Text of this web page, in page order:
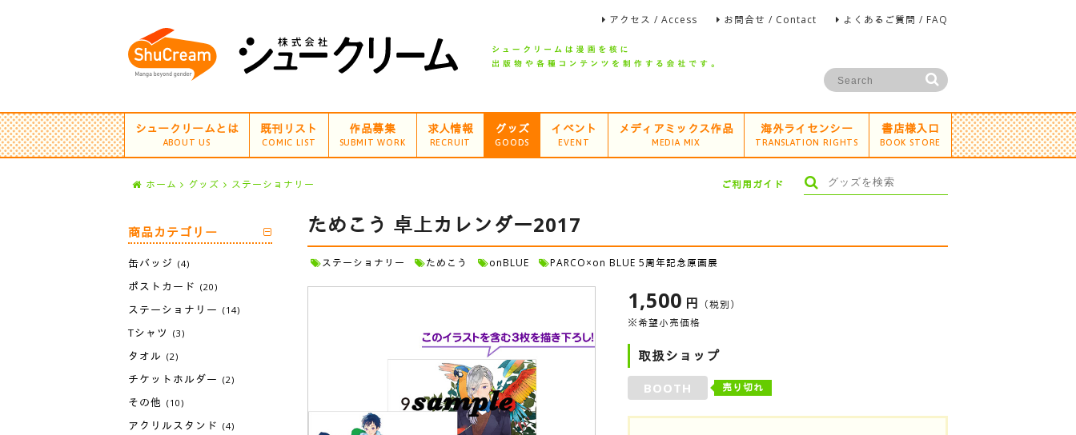
アクセス / Access お問合せ / Contact よくあるご質問 / FAQ
シュークリームとは
ABOUT US
既刊リスト
COMIC LIST
作品募集
SUBMIT WORK
求人情報
RECRUIT
グッズ
GOODS
イベント
EVENT
メディアミックス作品
MEDIA MIX
海外ライセンシー
TRANSLATION RIGHTS
書店様入口
BOOK STORE
ホーム グッズ ステーショナリー ご利用ガイド
ためこう 卓上カレンダー2017
ステーショナリー ためこう onBLUE PARCO×on BLUE 5周年記念原画展
1,500 円 （税別）
※希望小売価格
取扱ショップ
BOOTH 売り切れ
商品カテゴリー
缶バッジ (4)
ポストカード (20)
ステーショナリー (14)
Tシャツ (3)
タオル (2)
チケットホルダー (2)
その他 (10)
アクリルスタンド (4)